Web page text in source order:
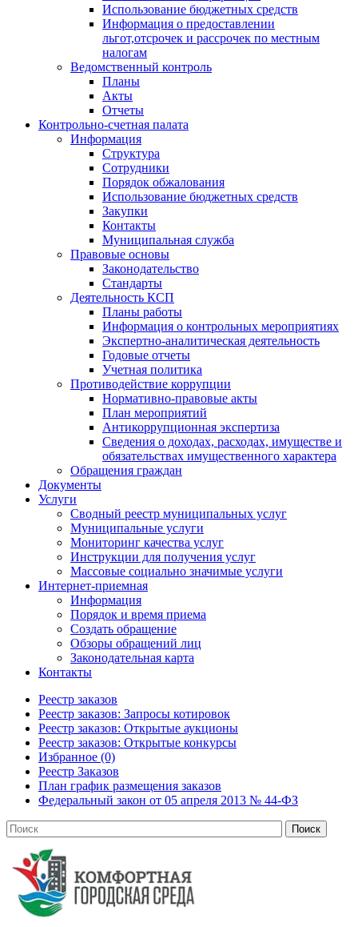
Использование бюджетных средств
Информация о предоставлении
льгот,отсрочек и рассрочек по местным
налогам
Ведомственный контроль
Планы
Акты
Отчеты
Контрольно-счетная палата
Информация
Структура
Сотрудники
Порядок обжалования
Использование бюджетных средств
Закупки
Контакты
Муниципальная служба
Правовые основы
Законодательство
Стандарты
Деятельность КСП
Планы работы
Информация о контрольных мероприятиях
Экспертно-аналитическая деятельность
Годовые отчеты
Учетная политика
Противодействие коррупции
Нормативно-правовые акты
План мероприятий
Антикоррупционная экспертиза
Сведения о доходах, расходах, имуществе и
обязательствах имущественного характера
Обращения граждан
Документы
Услуги
Сводный реестр муниципальных услуг
Муниципальные услуги
Мониторинг качества услуг
Инструкции для получения услуг
Массовые социально значимые услуги
Интернет-приемная
Информация
Порядок и время приема
Создать обращение
Обзоры обращений лиц
Законодательная карта
Контакты
Реестр заказов
Реестр заказов: Запросы котировок
Реестр заказов: Открытые аукционы
Реестр заказов: Открытые конкурсы
Избранное (0)
Реестр Заказов
План график размещения заказов
Федеральный закон от 05 апреля 2013 № 44-ФЗ